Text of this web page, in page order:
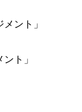
ト」